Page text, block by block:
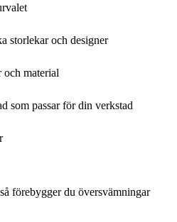
storlekar och designer
material
som passar för din verkstad
förebygger du översvämningar